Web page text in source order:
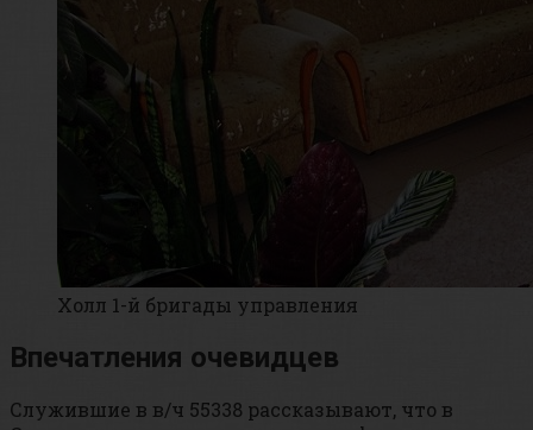
Холл 1-й бригады управления
Впечатления очевидцев
Служившие в в/ч 55338 рассказывают, что в